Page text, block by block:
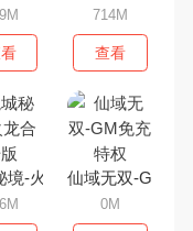
714M
查看
境-火龙合击版仙域无双-GM免
0M